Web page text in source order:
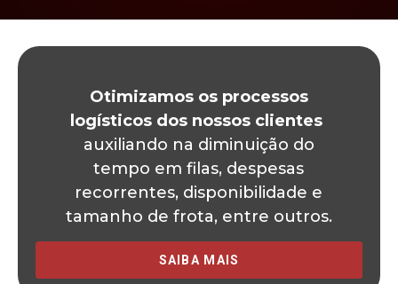
Otimizamos os processos
logísticos dos nossos clientes
auxiliando na diminuição do
tempo em filas, despesas
recorrentes, disponibilidade e
tamanho de frota, entre outros.
SAIBA MAIS